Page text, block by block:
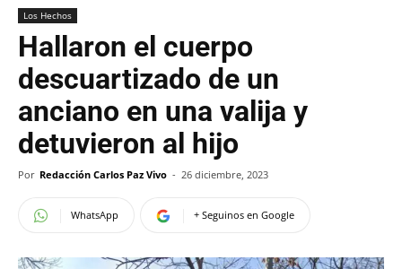
Los Hechos
Hallaron el cuerpo
descuartizado de un
anciano en una valija y
detuvieron al hijo
Por Redacción Carlos Paz Vivo - 26 diciembre, 2023
WhatsApp + Seguinos en Google